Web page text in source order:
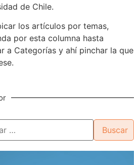
de Chile.
los artículos por temas,
por esta columna hasta
a Categorías y ahí pinchar la que